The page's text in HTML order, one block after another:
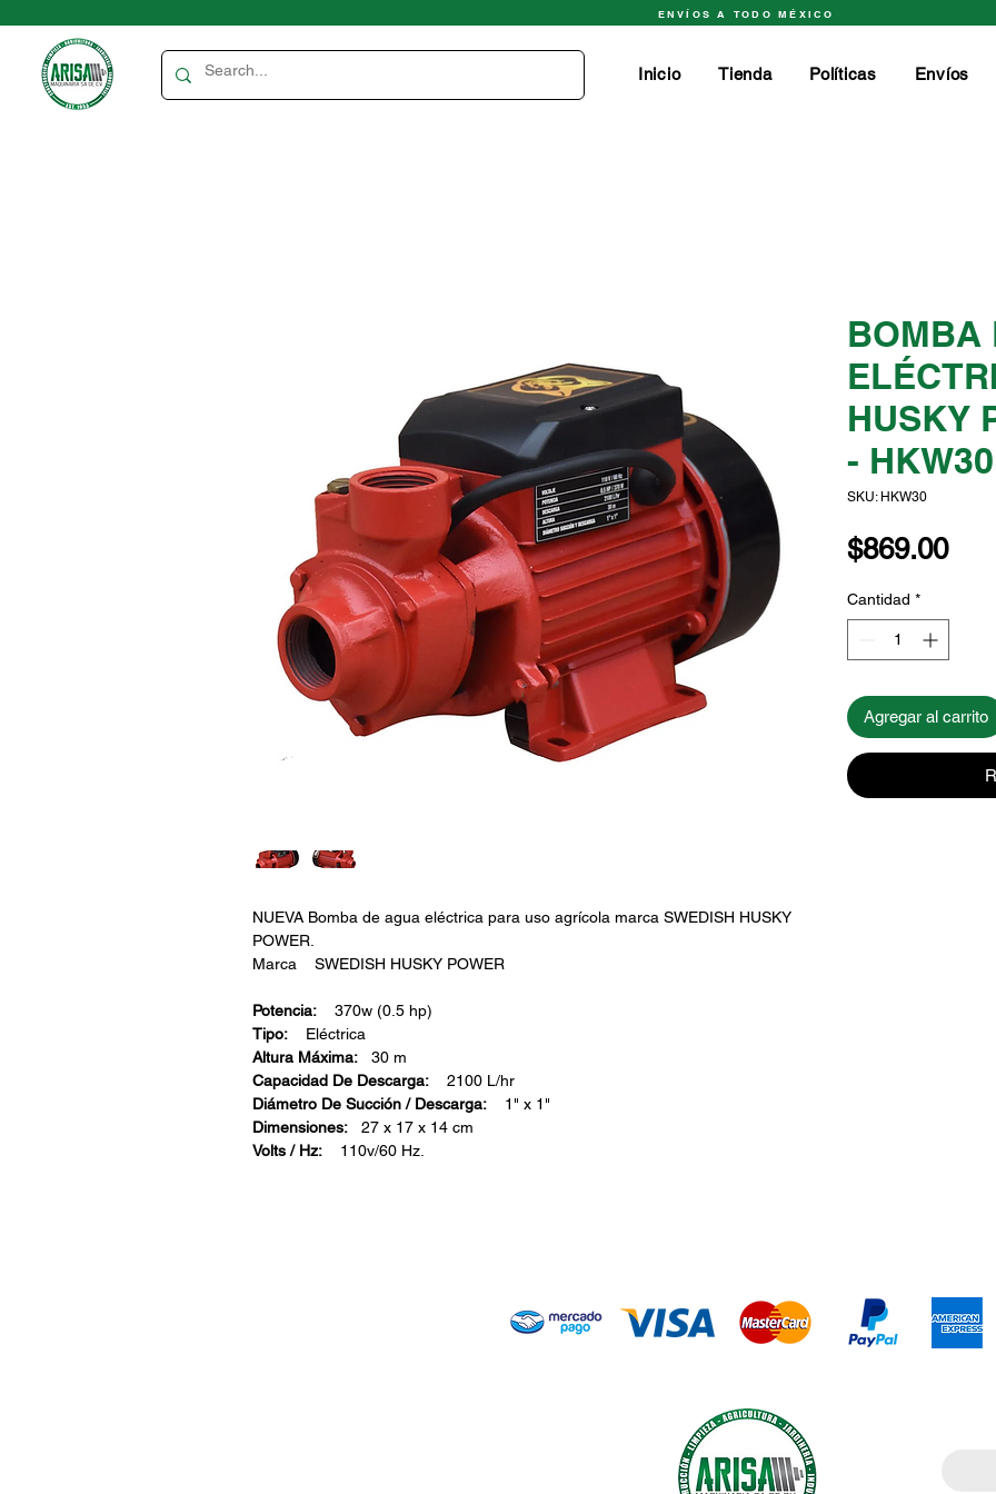
ENVÍOS A TODO MÉXICO
Inicio Tienda Políticas Envíos
NUEVA Bomba de agua eléctrica para uso agrícola marca SWEDISH HUSKY
POWER.
Marca SWEDISH HUSKY POWER
Potencia: 370w (0.5 hp)
Tipo: Eléctrica
Altura Máxima: 30 m
Capacidad De Descarga: 2100 L/hr
Diámetro De Succión / Descarga: 1" x 1"
Dimensiones: 27 x 17 x 14 cm
Volts / Hz: 110v/60 Hz.
BOMBA
HUSKY
- HKW30
SKU: HKW30
$869.00
Cantidad *
Agregar al carrito